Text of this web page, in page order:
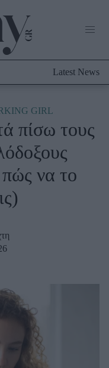
Latest News
GIRL
πίσω τους
να το